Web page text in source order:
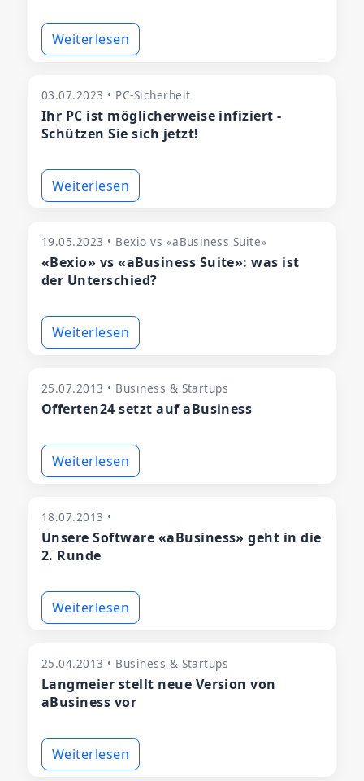
Weiterlesen
03.07.2023 • PC-Sicherheit
Ihr PC ist möglicherweise infiziert -
Schützen Sie sich jetzt!
Weiterlesen
19.05.2023 • Bexio vs «aBusiness Suite»
«Bexio» vs «aBusiness Suite»: was ist
der Unterschied?
Weiterlesen
25.07.2013 • Business & Startups
Offerten24 setzt auf aBusiness
Weiterlesen
18.07.2013 •
Unsere Software «aBusiness» geht in die
2. Runde
Weiterlesen
25.04.2013 • Business & Startups
Langmeier stellt neue Version von
aBusiness vor
Weiterlesen